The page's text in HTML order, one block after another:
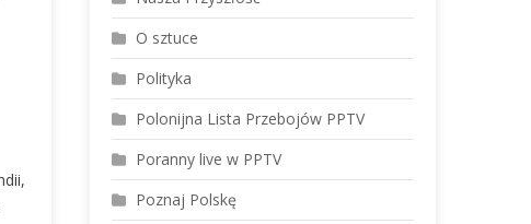
O sztuce
Polityka
Polonijna Lista Przebojów PPTV
Poranny live w PPTV
Poznaj Polskę